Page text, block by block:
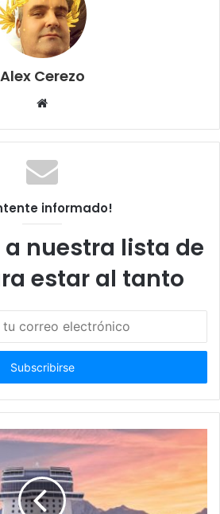
Alex Cerezo
Sitio
informado!
a nuestra lista de
estar al tanto